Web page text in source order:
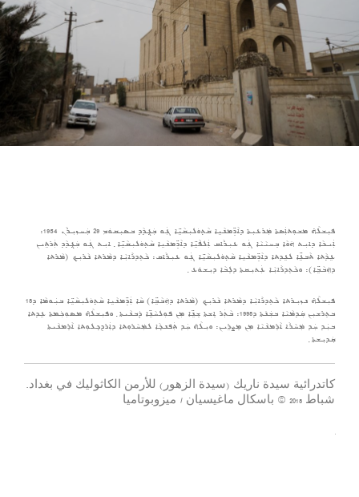
ܦܝܼܫܠܵܗ̇ ܡܫܘܼܬܐܲܣܬܐ ܡܲܪܥܝܼܬܐ ܕܐܵܖܸ̈ܡܢܵܝܹܐ ܩܵܬ݂ܘܿܠܝܼܩܵܝܹ̈ܐ ܓܲܘ ܒܲܓ݂ܕܵܕ ܒܣܝܼܩܘܿܡ 29 ܒܲܚܙܝܼܪܵܢ 1954:
ܐܲܝܟܵܐ ܕܐܝܼܬ ܗ݇ܘܵܐ ܒܸܚܝܵܝܵܐ ܓܲܘ ܥܝܼܪܵܐܩ ܐܲܠܦܵܝܹ̈ܐ ܕܐܵܖܸ̈ܡܢܵܝܹܐ ܩܵܬ݂ܘܿܠܝܼܩܵܝܹ̈ܐ ݂ ܐܝܼܬ ܓܲܘ ܒܲܓ݂ܕܵܕ ܬܲܪܬܹܝܢ
ܥܹܕܵܬܐ ܬܵܒܥܹ̈ܐ ܠܥܹܕܬܐ ܕܐܵܖܸ̈ܡܢܵܝܹܐ ܩܵܬ݂ܘܿܠܝܼܩܵܝܹ̈ܐ ܓܲܘ ܥܝܼܪܵܐܩ: ܟܵܬܸܕܪܵܐܝܼܵܐ ܕܡܵܪܬܐ ܢܵܪܝܼܟ (ܡܵܪܬܐ
ܕܗܲܒܵܒܹ̈ܐ): ܘܟܵܬܸܕܪܵܐܝܼܵܐ ܥܲܬܝܼܩܬܐ ܕܠܸܒܵܐ ܕܝܼܫܘܿܥ ݂
ܦܝܼܫܠܵܗ̇ ܢܙܝܼܪܬܐ ܟܵܬܸܕܪܵܐܝܼܵܐ ܕܡܵܪܬܐ ܢܵܪܝܼܟ (ܡܵܪܬܐ ܕܗܲܒܵܒܹ̈ܐ) ܩܵܐ ܐܲܖܸ̈ܡܢܵܝܹܐ ܩܵܬ݂ܘܿܠܝܼܩܵܝܹ̈ܐ ܒܝܲܘܡܵܐ ܕ18
ܒܬܸܪܫܝܼܢ ܩܲܕܡܵܝܵܐ ܒܫܲܢ݇ܬܐ ܕ1998: ܒܵܬܲܪ ܐܸܫܬܐ ܫܸܢܹ̈ܐ ܡܼܢ ܦܘܼܠܚܵܢܹ̈ܐ ܕܲܒܢܵܝܬܐ ݂ ܘܦܝܼܫܠܵܗ̇ ܡܣܘܼܟܲܡܬܐ ܥܹܕܬܐ
ܒܝܲܕ ܚܲܕ ܡܲܚܵܪܵܐ ܐܵܪܸܡܢܵܝܵܐ ܡܼܢ ܡܸܨܪܹܝܢ: ܘܝܼܠܵܗ̇ ܚܲܕ ܬܲܦܢܟ݂ܵܐ ܠܡܲܚܵܪܘܼܬܐ ܕܐܲܪܕܸܟ݂ܠܘܼܬܐ ܐܵܪܸܡܢܵܝܬܐ
ܩܲܕܝܼܫܬܐ ݂
كاتدرائية سيدة ناريك (سيدة الزهور) للأرمن الكاثوليك في بغداد.
شباط 2018 © باسكال ماغيسيان / ميزوبوتاميا